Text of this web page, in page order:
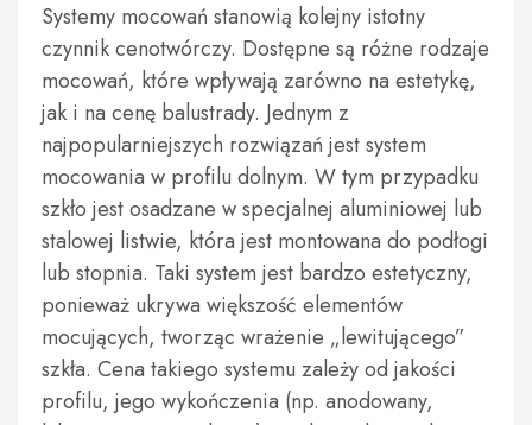
Systemy mocowań stanowią kolejny istotny
czynnik cenotwórczy. Dostępne są różne rodzaje
mocowań, które wpływają zarówno na estetykę,
jak i na cenę balustrady. Jednym z
najpopularniejszych rozwiązań jest system
mocowania w profilu dolnym. W tym przypadku
szkło jest osadzane w specjalnej aluminiowej lub
stalowej listwie, która jest montowana do podłogi
lub stopnia. Taki system jest bardzo estetyczny,
ponieważ ukrywa większość elementów
mocujących, tworząc wrażenie „lewitującego”
szkła. Cena takiego systemu zależy od jakości
profilu, jego wykończenia (np. anodowany,